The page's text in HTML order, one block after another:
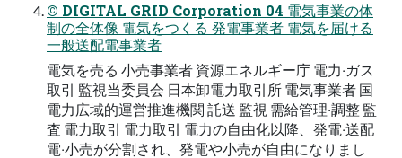
© DIGITAL GRID Corporation 04 電気事業の体
制の全体像 電気をつくる 発電事業者 電気を届ける
⼀般送配電事業者
電気を売る ⼩売事業者 資源エネルギー庁 電⼒‧ガス
取引 監視当委員会 ⽇本卸電⼒取引所 電気事業者 国
電⼒広域的運営推進機関 託送 監視 需給管理‧調整 監
査 電⼒取引 電⼒取引 電⼒の⾃由化以降、発電‧送配
電‧⼩売が分割され、発電や⼩売が⾃由になりまし